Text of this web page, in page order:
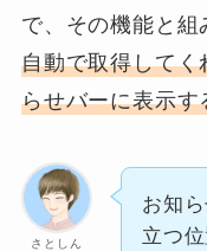
で、その機能と
自動で取得して
らせバーに表示
さとしん
お知
立つ